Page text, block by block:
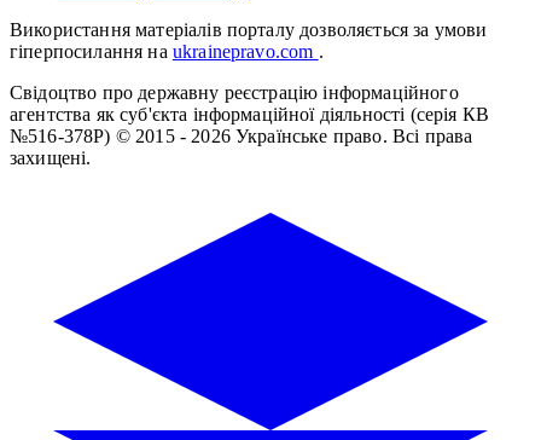
Використання матеріалів порталу дозволяється за умови
гіперпосилання на ukrainepravo.com .
Свідоцтво про державну реєстрацію інформаційного
агентства як суб'єкта інформаційної діяльності (серія КВ
№516-378Р) © 2015 - 2026 Українське право. Всі права
захищені.